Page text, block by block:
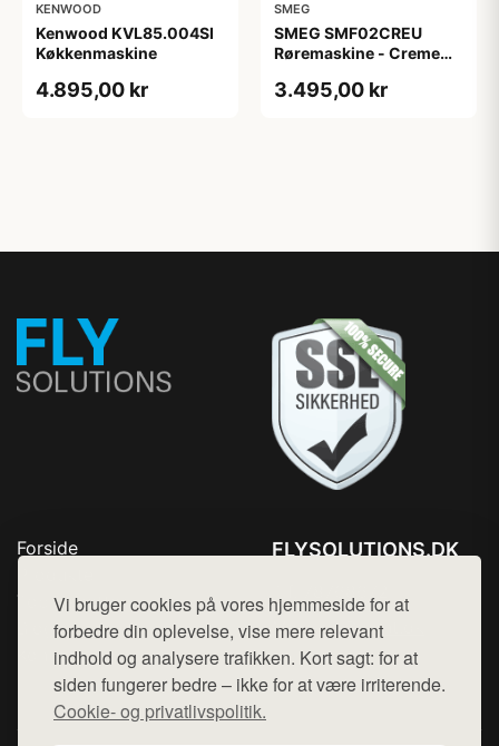
Vi bruger cookies på vores hjemmeside for at
forbedre din oplevelse, vise mere relevant
indhold og analysere trafikken. Kort sagt: for at
siden fungerer bedre – ikke for at være irriterende.
Cookie- og privatlivspolitik.
KENWOOD
Kenwood KVL85.004SI
Køkkenmaskine
4.895,00 kr
SMEG
SMEG SMF02CREU
Røremaskine - Creme
3.495,00 kr
Forside
Top Rabatter
Blog
Kontakt
FLYSOLUTIONS.DK
Mail: hej@want.dk
Cookie- og privatlivspolitik